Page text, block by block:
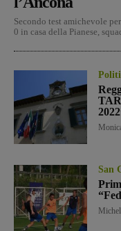
Secondo test amichevole
0 in casa della Pianese,
San